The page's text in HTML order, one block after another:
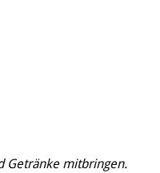
Getränke mitbringen.